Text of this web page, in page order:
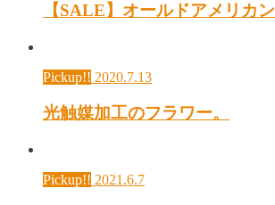
【SALE】オールドアメリカン
Pickup!! 2020.7.13
光触媒加工のフラワー。
Pickup!! 2021.6.7